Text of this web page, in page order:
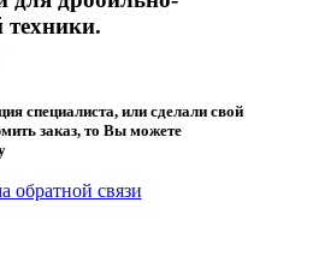
техники.
специалиста, или сделали свой
заказ, то Вы можете
обратной связи